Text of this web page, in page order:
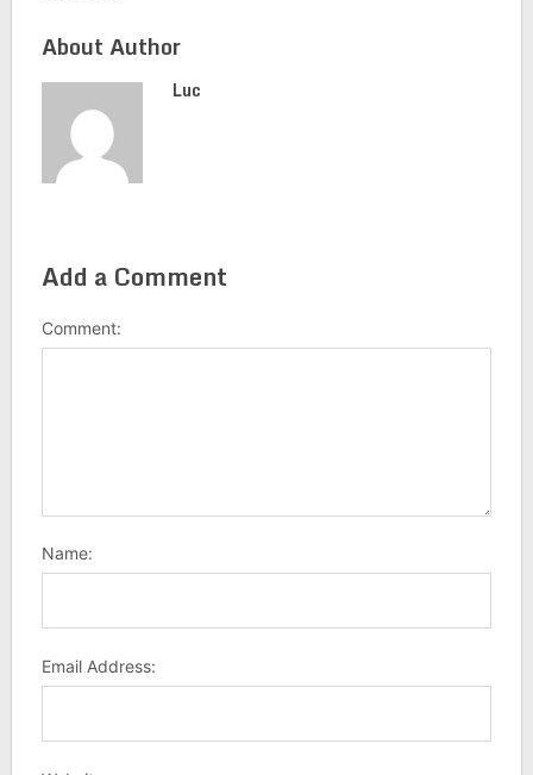
About Author
Luc
Add a Comment
Comment:
Name:
Email Address: